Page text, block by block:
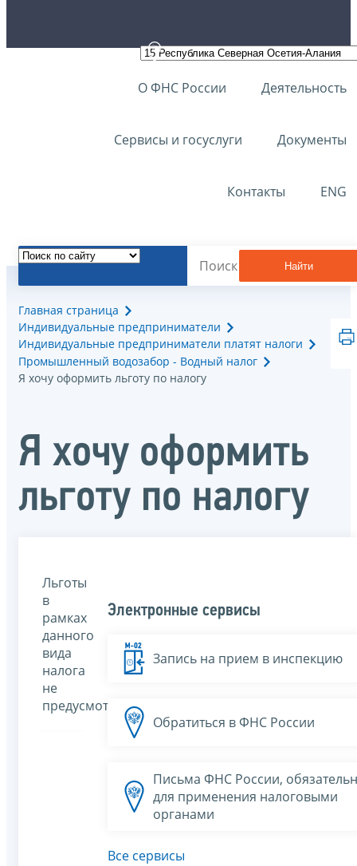
О ФНС России Деятельность
Сервисы и госуслуги Документы
Контакты ENG
Найти
Главная страница
Индивидуальные предприниматели
Индивидуальные предприниматели платят налоги
Промышленный водозабор - Водный налог
Я хочу оформить льготу по налогу
Я хочу оформить
льготу по налогу
Льготы
в
рамках
данного
вида
налога
не
предусмотрены.
Электронные сервисы
Запись на прием в инспекцию
Обратиться в ФНС России
Письма ФНС России,
для применения налоговыми
органами
Все сервисы